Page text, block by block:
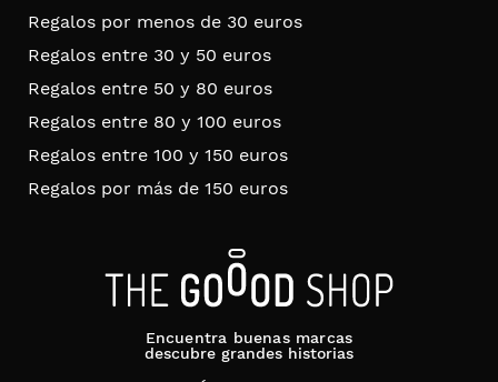
Regalos por menos de 30 euros
Regalos entre 30 y 50 euros
Regalos entre 50 y 80 euros
Regalos entre 80 y 100 euros
Regalos entre 100 y 150 euros
Regalos por más de 150 euros
Encuentra buenas marcas
descubre grandes historias